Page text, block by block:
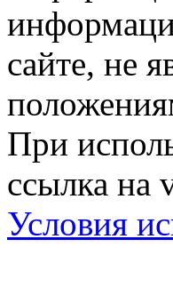
сайте, не
При
ссылка на
Условия